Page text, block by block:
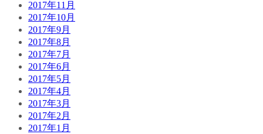
2017年11月
2017年10月
2017年9月
2017年8月
2017年7月
2017年6月
2017年5月
2017年4月
2017年3月
2017年2月
2017年1月